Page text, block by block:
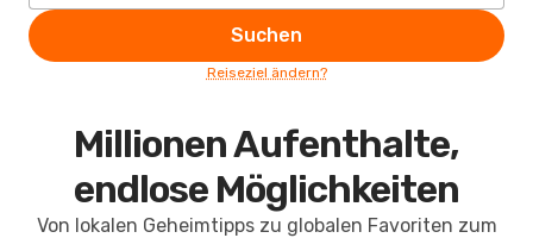
Suchen
Reiseziel ändern?
Millionen Aufenthalte,
endlose Möglichkeiten
Von lokalen Geheimtipps zu globalen Favoriten zum